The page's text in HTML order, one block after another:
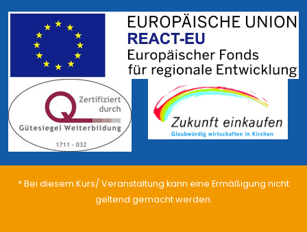
* Bei diesem Kurs/ Veranstaltung kann eine Ermäßigung nicht
geltend gemacht werden.